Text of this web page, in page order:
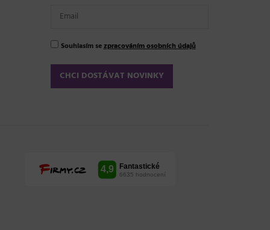
Souhlasím sezpracováním osobních údajů